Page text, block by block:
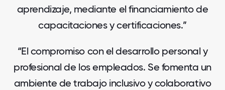
aprendizaje, mediante el financiamiento de
capacitaciones y certificaciones.”
“El compromiso con el desarrollo personal y
profesional de los empleados. Se fomenta un
ambiente de trabajo inclusivo y colaborativo